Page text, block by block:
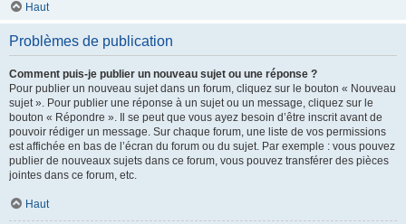
Haut
Problèmes de publication
Comment puis-je publier un nouveau sujet ou une réponse ?
Pour publier un nouveau sujet dans un forum, cliquez sur le bouton « Nouveau
sujet ». Pour publier une réponse à un sujet ou un message, cliquez sur le
bouton « Répondre ». Il se peut que vous ayez besoin d’être inscrit avant de
pouvoir rédiger un message. Sur chaque forum, une liste de vos permissions
est affichée en bas de l’écran du forum ou du sujet. Par exemple : vous pouvez
publier de nouveaux sujets dans ce forum, vous pouvez transférer des pièces
jointes dans ce forum, etc.
Haut